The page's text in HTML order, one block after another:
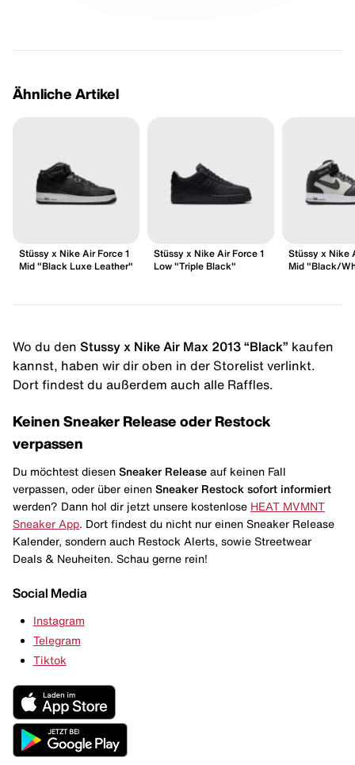
Ähnliche Artikel
Stüssy x Nike Air Force 1
Mid "Black Luxe Leather"
Stüssy x Nike Air Force 1
Low "Triple Black"
Stüssy x Nike
Mid "Black/
Wo du den Stussy x Nike Air Max 2013 “Black” kaufen
kannst, haben wir dir oben in der Storelist verlinkt.
Dort findest du außerdem auch alle Raffles.
Keinen Sneaker Release oder Restock
verpassen
Du möchtest diesen Sneaker Release auf keinen Fall
verpassen, oder über einen Sneaker Restock sofort informiert
werden? Dann hol dir jetzt unsere kostenlose HEAT MVMNT
Sneaker App . Dort findest du nicht nur einen Sneaker Release
Kalender, sondern auch Restock Alerts, sowie Streetwear
Deals & Neuheiten. Schau gerne rein!
Social Media
Instagram
Telegram
Tiktok